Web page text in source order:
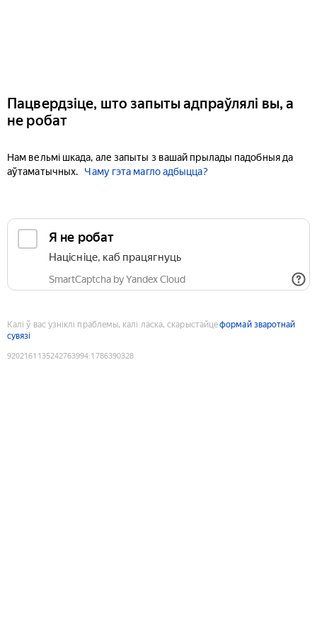
Пацвердзіце, што запыты адпраўлялі вы, а
не робат
Нам вельмі шкада, але запыты з вашай прылады падобныя да
аўтаматычных.
Чаму гэта магло адбыцца?
Я не робат
Націсніце, каб працягнуць
SmartCaptcha by Yandex Cloud
Калі ў вас узніклі праблемы, калі ласка, скарыстайцеформай зваротнай
сувязі
9202161135242763994:1786390328